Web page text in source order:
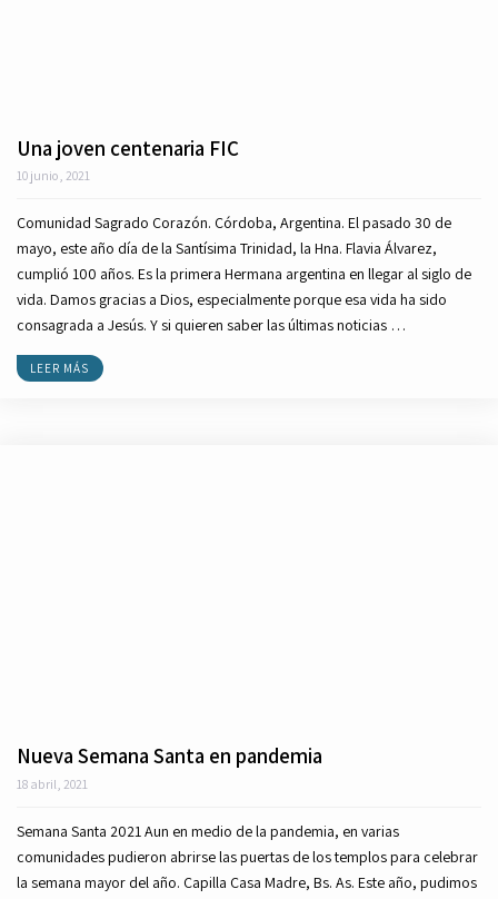
Una joven centenaria FIC
10 junio, 2021
Comunidad Sagrado Corazón. Córdoba, Argentina. El pasado 30 de
mayo, este año día de la Santísima Trinidad, la Hna. Flavia Álvarez,
cumplió 100 años. Es la primera Hermana argentina en llegar al siglo de
vida. Damos gracias a Dios, especialmente porque esa vida ha sido
consagrada a Jesús. Y si quieren saber las últimas noticias …
LEER MÁS
Nueva Semana Santa en pandemia
18 abril, 2021
Semana Santa 2021 Aun en medio de la pandemia, en varias
comunidades pudieron abrirse las puertas de los templos para celebrar
la semana mayor del año. Capilla Casa Madre, Bs. As. Este año, pudimos